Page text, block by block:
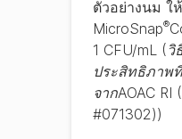
ตัวอย่างนม ใ
MicroSnap®
1 CFU/mL (วิ
ประสิทธิภาพ
จากAOAC RI
#071302))